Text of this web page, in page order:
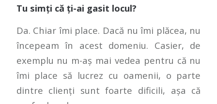
Tu simți că ți-ai gasit locul?
Da. Chiar îmi place. Dacă nu îmi plăcea, nu
începeam în acest domeniu. Casier, de
exemplu nu m-aș mai vedea pentru că nu
îmi place să lucrez cu oamenii, o parte
dintre clienți sunt foarte dificili, așa că